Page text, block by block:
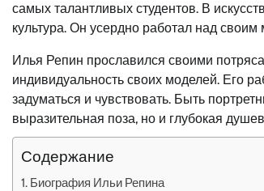
самых талантливых студентов. В
культура. Он усердно работал над
Илья Репин прославился своими
индивидуальность своих моделей. Его
задуматься и чувствовать. Быть
выразительная поза, но и глубокая
Содержание
Биография Ильи Репина